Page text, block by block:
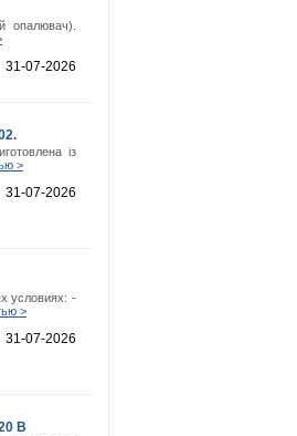
опалювач).
31-07-2026
із
>
31-07-2026
условиях: -
>
31-07-2026
В